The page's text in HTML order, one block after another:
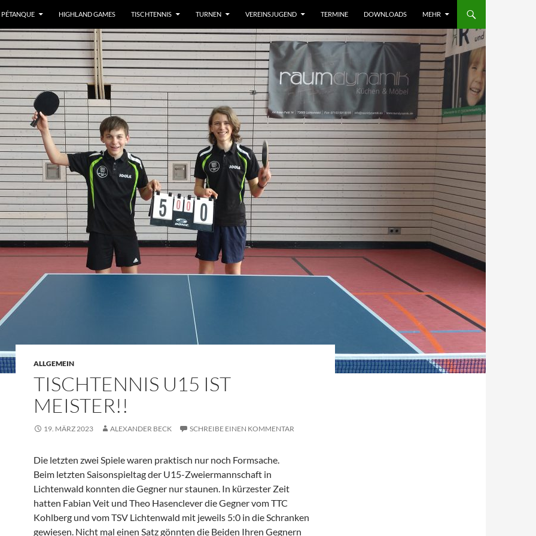
HIGHLAND GAMES TISCHTENNIS TURNEN VEREINSJUGEND TERMINE DOWNLOADS MEHR
ALLGEMEIN
TISCHTENNIS U15 IST
MEISTER!!
19. MÄRZ 2023 ALEXANDER BECK SCHREIBE EINEN KOMMENTAR
Die letzten zwei Spiele waren praktisch nur noch Formsache.
Beim letzten Saisonspieltag der U15-Zweiermannschaft in
Lichtenwald konnten die Gegner nur staunen. In kürzester Zeit
hatten Fabian Veit und Theo Hasenclever die Gegner vom TTC
Kohlberg und vom TSV Lichtenwald mit jeweils 5:0 in die Schranken
gewiesen. Nicht mal einen Satz gönnten die Beiden Ihren Gegnern